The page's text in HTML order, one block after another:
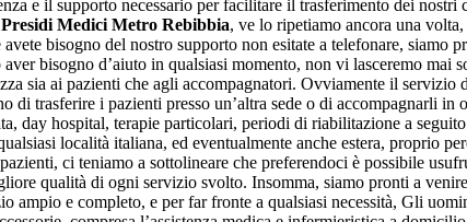
e il supporto necessario per facilitare il trasferimento dei
Medici Metro Rebibbia, ve lo ripetiamo ancora una
bisogno del nostro supporto non esitate a telefonare,
bisogno d’aiuto in qualsiasi momento, non vi lasceremo
sia ai pazienti che agli accompagnatori. Ovviamente il servizio
di trasferire i pazienti presso un’altra sede o di accompagnarli
day hospital, terapie particolari, periodi di riabilitazione a
località italiana, ed eventualmente anche estera, proprio
ci teniamo a sottolineare che preferendoci è possibile
qualità di ogni servizio svolto. Insomma, siamo pronti a
ampio e completo, e per far fronte a qualsiasi necessità, Gli